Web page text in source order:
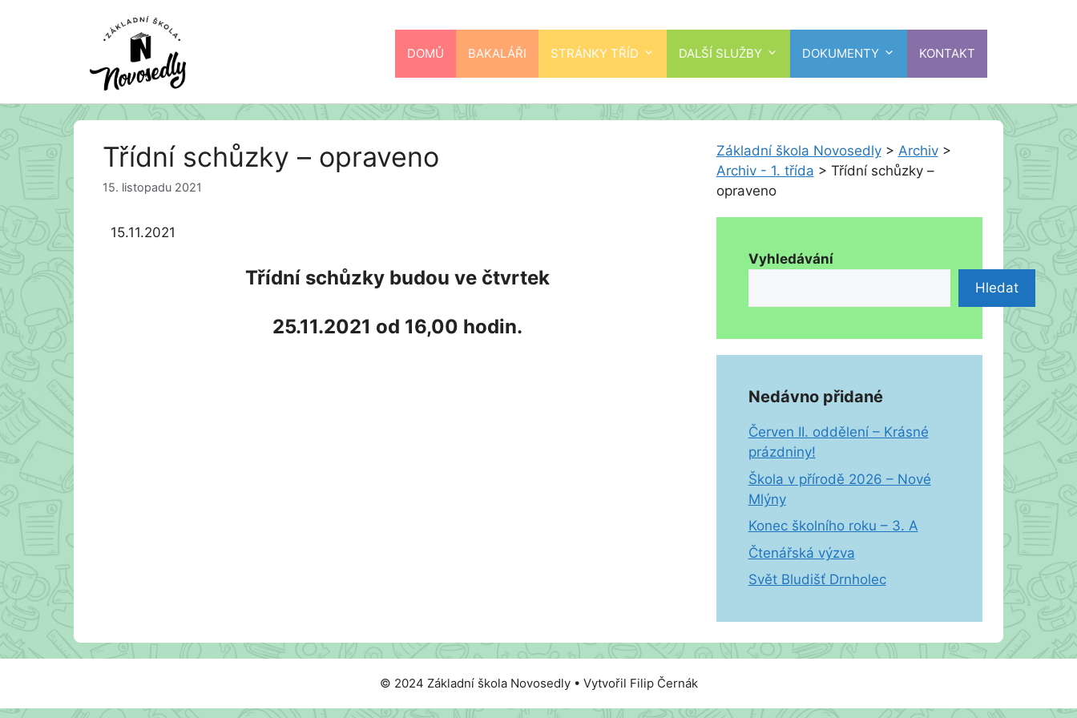
DOMŮ BAKALÁŘI STRÁNKY TŘÍD DALŠÍ SLUŽBY DOKUMENTY KONTAKT
Třídní schůzky – opraveno
15. listopadu 2021
15.11.2021
Třídní schůzky budou ve čtvrtek
25.11.2021 od 16,00 hodin.
Základní škola Novosedly> Archiv>
Archiv - 1. třída > Třídní schůzky –
opraveno
Vyhledávání
Hledat
Nedávno přidané
Červen II. oddělení – Krásné
prázdniny!
Škola v přírodě 2026 – Nové
Mlýny
Konec školního roku – 3. A
Čtenářská výzva
Svět Bludišť Drnholec
© 2024 Základní škola Novosedly • Vytvořil Filip Černák